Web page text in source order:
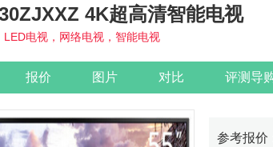
4K超高清智能电视
电视，网络电视，智能电视
报价 图片 对比 评测导
参考报价